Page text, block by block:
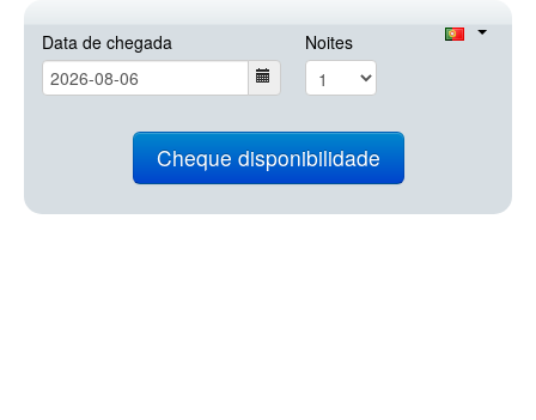
Data de chegada Noites
Cheque disponibilidade